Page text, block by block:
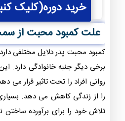
6 عامل جلوگیری از جدایی
990,000ریالقیمت
اصلی
بود.
190,000
خرید دوره(کلیک
علت کمبود محبت از